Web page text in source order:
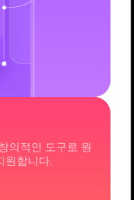
의적인 도구로 원
원합니다.